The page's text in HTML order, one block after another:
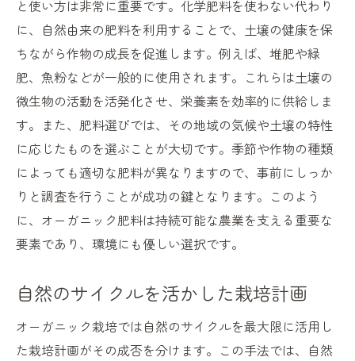
と使い方は非常に重要です。化学肥料を使わない代わり
に、自然由来の肥料を利用することで、土壌の健康を保
ちながら作物の成長を促進します。例えば、堆肥や緑
肥、魚粉などが一般的に使用されます。これらは土壌の
微生物の活動を活発化させ、栄養素を効率的に供給しま
す。また、肥料選びでは、その地域の気候や土壌の特性
に応じたものを選ぶことが大切です。季節や作物の種類
によっても適切な肥料が異なりますので、事前にしっか
りと調査を行うことが成功の鍵となります。このよう
に、オーガニック肥料は持続可能な農業を支える重要な
要素であり、環境にも優しい選択です。
自然のサイクルを活かした栽培計画
オーガニック栽培では自然のサイクルを最大限に活用し
た栽培計画がその成否を分けます。この手法では、自然